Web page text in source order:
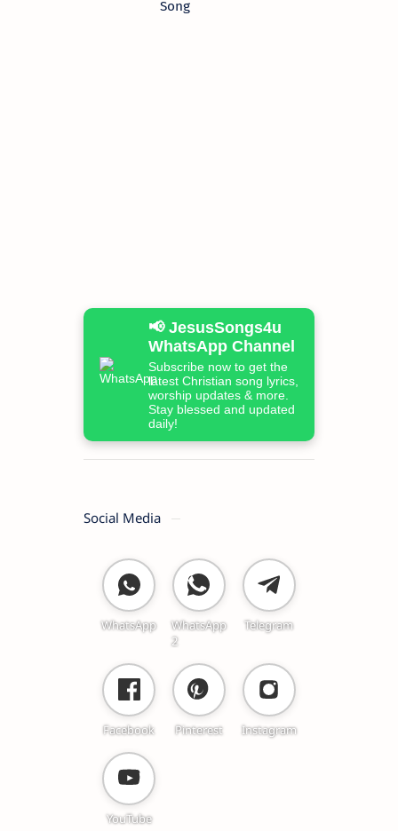
Song
📢 JesusSongs4u
WhatsApp Channel
Subscribe now to get the
latest Christian song lyrics,
worship updates & more.
Stay blessed and updated
daily!
Social Media
WhatsApp
WhatsApp
2
Telegram
Facebook Pinterest Instagram
YouTube